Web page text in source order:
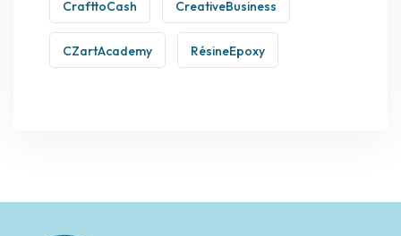
CrafttoCash CreativeBusiness
CZartAcademy RésineEpoxy